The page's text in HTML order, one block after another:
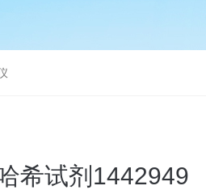
希试剂1442949